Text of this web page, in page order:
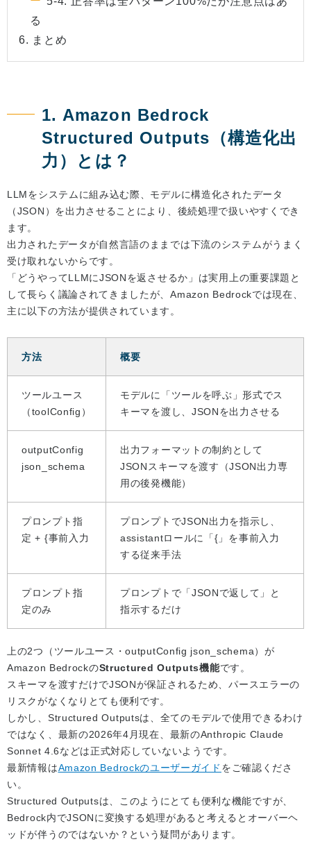
る
6. まとめ
1. Amazon Bedrock
Structured Outputs（構造化出
力）とは？
LLMをシステムに組み込む際、モデルに構造化されたデータ
（JSON）を出力させることにより、後続処理で扱いやすくでき
ます。
出力されたデータが自然言語のままでは下流のシステムがうまく
受け取れないからです。
「どうやってLLMにJSONを返させるか」は実用上の重要課題と
して長らく議論されてきましたが、Amazon Bedrockでは現在、
主に以下の方法が提供されています。
方法 概要
ツールユース
（toolConfig）
モデルに「ツールを呼ぶ」形式でス
キーマを渡し、JSONを出力させる
outputConfig
json_schema
出力フォーマットの制約として
JSONスキーマを渡す（JSON出力専
用の後発機能）
プロンプト指
定 + {事前入力
プロンプトでJSON出力を指示し、
assistantロールに「{」を事前入力
する従来手法
プロンプト指
定のみ
プロンプトで「JSONで返して」と
指示するだけ
上の2つ（ツールユース・outputConfig json_schema）が
Amazon BedrockのStructured Outputs機能です。
スキーマを渡すだけでJSONが保証されるため、パースエラーの
リスクがなくなりとても便利です。
しかし、Structured Outputsは、全てのモデルで使用できるわけ
ではなく、最新の2026年4月現在、最新のAnthropic Claude
Sonnet 4.6などは正式対応していないようです。
最新情報はAmazon Bedrockのユーザーガイド をご確認くださ
い。
Structured Outputsは、このようにとても便利な機能ですが、
Bedrock内でJSONに変換する処理があると考えるとオーバーヘ
ッドが伴うのではないか？という疑問があります。